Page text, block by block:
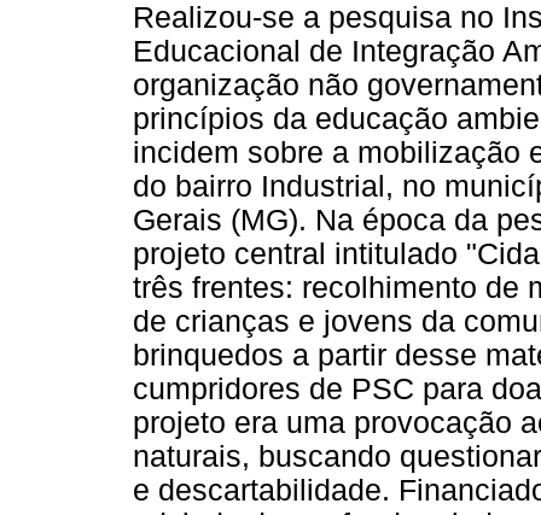
Realizou-se a pesquisa no
Educacional de Integração
organização não
princípios da educação
incidem sobre a mobilização
do bairro Industrial, no
Gerais (MG). Na época da
projeto central intitulado
três frentes: recolhimento de
de crianças e jovens da
brinquedos a partir desse
cumpridores de PSC para
projeto era uma provocação
naturais, buscando
e descartabilidade.